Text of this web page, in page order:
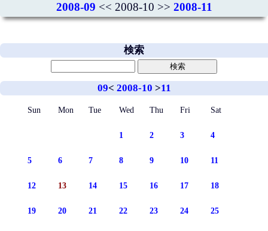
2008-09 << 2008-10 >> 2008-11
検索
09< 2008-10 >11
Sun Mon Tue Wed Thu Fri Sat
1 2 3 4
5 6 7 8 9 10 11
12 13 14 15 16 17 18
19 20 21 22 23 24 25